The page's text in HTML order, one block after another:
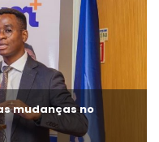
mudanças no